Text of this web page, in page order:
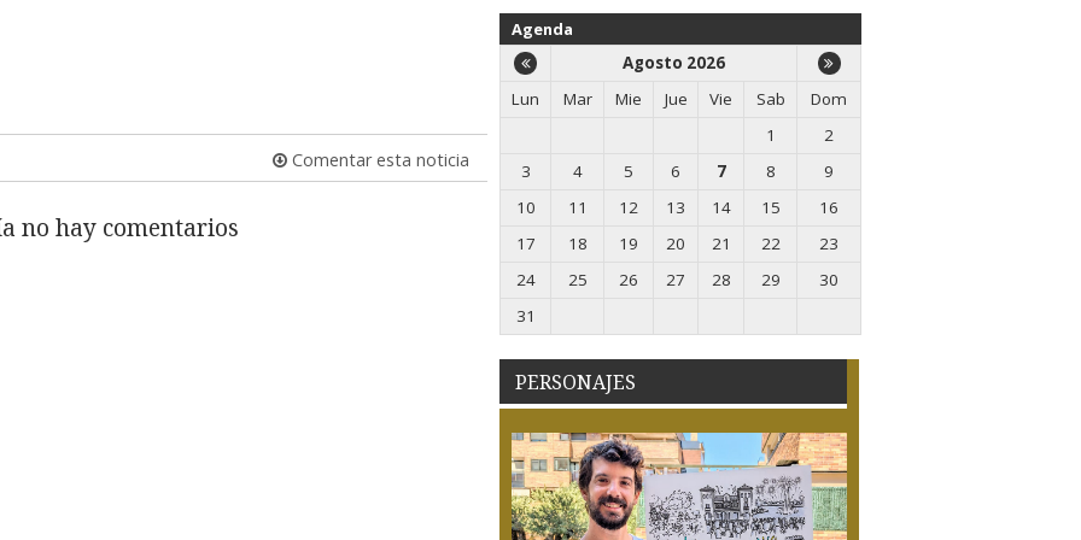
Comentar esta noticia
no hay comentarios
Agenda
Agosto 2026
Lun
Mar Mie Jue Vie Sab
Dom
1
2
3
4 5 6 7 8
9
10
11 12 13 14 15
16
17
18 19 20 21 22
23
24
25 26 27 28 29
30
31
PERSONAJES